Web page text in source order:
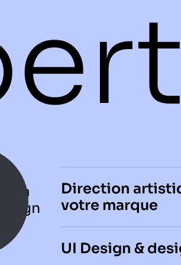
la
Direction
votre marque
Ouvrir/Fermer
UI Design &
Ouvrir/Fermer